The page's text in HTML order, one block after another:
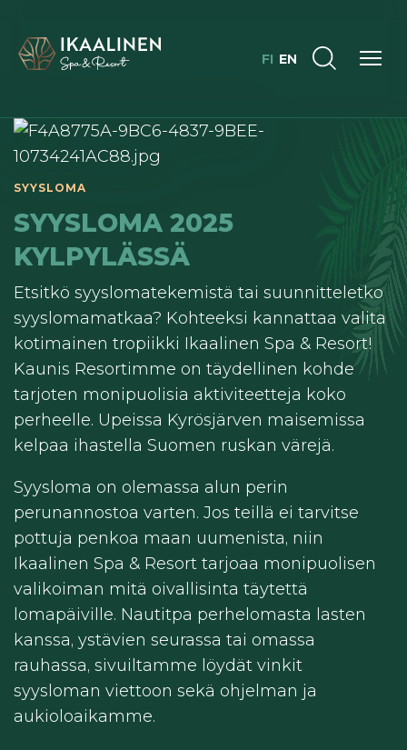
FI EN
SYYSLOMA 2025
KYLPYLÄSSÄ
Etsitkö syyslomatekemistä tai suunnitteletko
syyslomamatkaa? Kohteeksi kannattaa valita
kotimainen tropiikki Ikaalinen Spa & Resort!
Kaunis Resortimme on täydellinen kohde
tarjoten monipuolisia aktiviteetteja koko
perheelle. Upeissa Kyrösjärven maisemissa
kelpaa ihastella Suomen ruskan värejä.
Syysloma on olemassa alun perin
perunannostoa varten. Jos teillä ei tarvitse
pottuja penkoa maan uumenista, niin
Ikaalinen Spa & Resort tarjoaa monipuolisen
valikoiman mitä oivallisinta täytettä
lomapäiville. Nautitpa perhelomasta lasten
kanssa, ystävien seurassa tai omassa
rauhassa, sivuiltamme löydät vinkit
syysloman viettoon sekä ohjelman ja
aukioloaikamme.